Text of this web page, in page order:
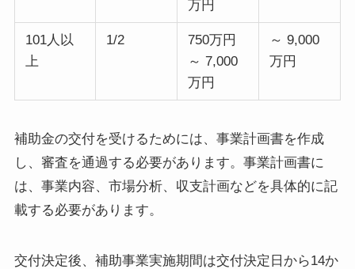
万円
101人以
上
1/2
750万円
～ 7,000
万円
～ 9,000
万円
補助金の交付を受けるためには、事業計画書を作成
し、審査を通過する必要があります。事業計画書に
は、事業内容、市場分析、収支計画などを具体的に記
載する必要があります。
交付決定後、補助事業実施期間は交付決定日から14か